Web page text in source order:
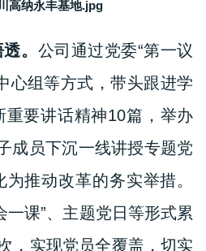
。 公司通过党委“第一议
心组等方式，带头跟进学
重要讲话精神10篇，举办
成员下沉一线讲授专题党
推动改革的务实举措。
一课”、主题党日等形式累
，实现党员全覆盖，切实